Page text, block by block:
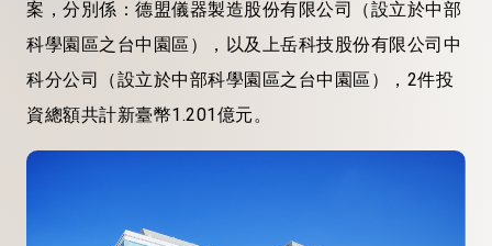
案，分別係：德盟儀器製造股份有限公司（設立於中部
科學園區之台中園區），以及上岳科技股份有限公司中
科分公司（設立於中部科學園區之台中園區），2件投
資總額共計新臺幣1.201億元。